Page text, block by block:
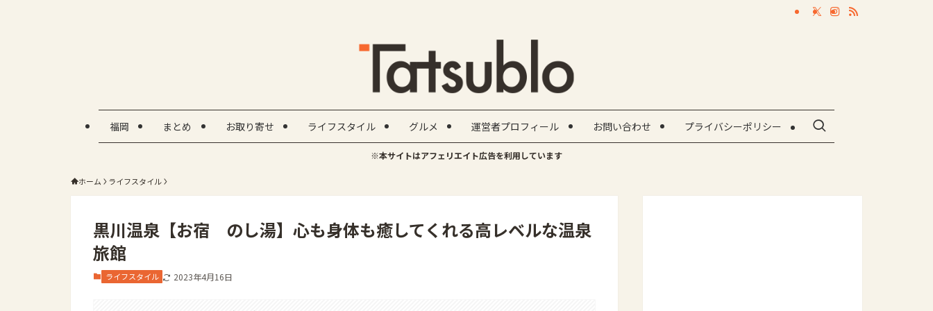
福岡 まとめ お取り寄せ ライフスタイル グルメ 運営者プロフィール お問い合わせ プライバシーポリシー
※本サイトはアフェリエイト広告を利用しています
ホーム ライフスタイル
黒川温泉【お宿 のし湯】心も身体も癒してくれる高レベルな温泉
旅館
ライフスタイル 2023年4月16日